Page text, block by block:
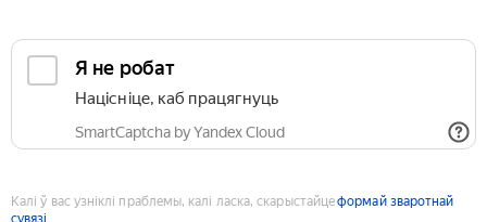
Я не робат
Націсніце, каб працягнуць
SmartCaptcha by Yandex Cloud
Калі ў вас узніклі праблемы, калі ласка, скарыстайцеформай зваротнай
сувязі